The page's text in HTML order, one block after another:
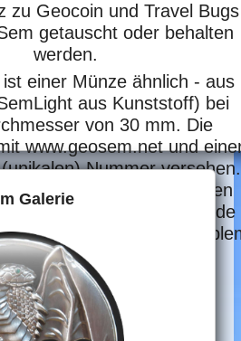
zu Geocoin und Travel Bugs
getauscht oder behalten
werden.
einer Münze ähnlich - aus
aus Kunststoff) bei
von 30 mm. Die
www.geosem.net und
Nummer versehen.
lässt der Kreativität freien
Zeichnung oder Logo - jede
Am Ende wird das
versiegelt.
Galerie